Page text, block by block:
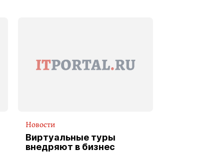
Новости
Виртуальные туры
внедряют в бизнес